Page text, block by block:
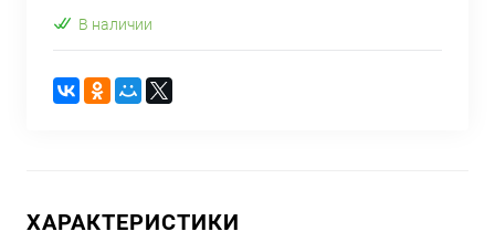
В наличии
ХАРАКТЕРИСТИКИ